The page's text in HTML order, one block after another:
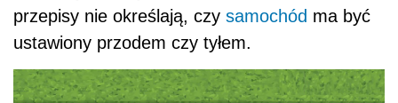
przepisy nie określają, czy samochód ma być
ustawiony przodem czy tyłem.